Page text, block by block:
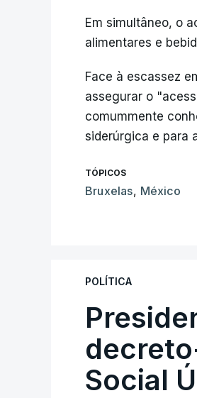
Em simultâneo, o
alimentares e
Face à escassez
assegurar o
comummente
siderúrgica e para
TÓPICOS
Bruxelas, México
POLÍTICA
Social